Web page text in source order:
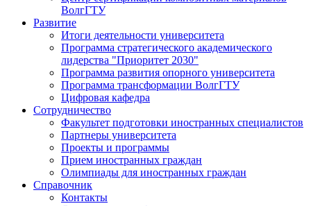
ВолгГТУ
Развитие
Итоги деятельности университета
Программа стратегического академического
лидерства "Приоритет 2030"
Программа развития опорного университета
Программа трансформации ВолгГТУ
Цифровая кафедра
Сотрудничество
Факультет подготовки иностранных специалистов
Партнеры университета
Проекты и программы
Прием иностранных граждан
Олимпиады для иностранных граждан
Справочник
Контакты